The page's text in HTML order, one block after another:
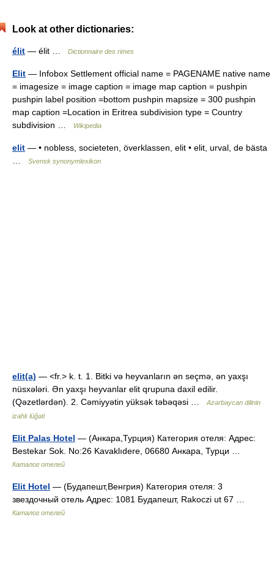
Look at other dictionaries:
élit — élit … Dictionnaire des rimes
Elit — Infobox Settlement official name = PAGENAME native name
= imagesize = image caption = image map caption = pushpin
pushpin label position =bottom pushpin mapsize = 300 pushpin
map caption =Location in Eritrea subdivision type = Country
subdivision …
Wikipedia
elit — • nobless, societeten, överklassen, elit • elit, urval, de bästa
Svensk synonymlexikon
elit(a) — <fr.> k. t. 1. Bitki və heyvanların ən seçmə, ən yaxşı
nüsxələri. Ən yaxşı heyvanlar elit qrupuna daxil edilir.
(Qəzetlərdən). 2. Cəmiyyətin yüksək təbəqəsi …
Azərbaycan dilinin
izahlı lüğəti
Elit Palas Hotel — (Анкара,Турция) Категория отеля: Адрес:
Bestekar Sok. No:26 Kavaklıdere, 06680 Анкара, Турци …
Каталог отелей
Elit Hotel — (Будапешт,Венгрия) Категория отеля: 3
звездочный отель Адрес: 1081 Будапешт, Rakoczi ut 67 …
Каталог отелей